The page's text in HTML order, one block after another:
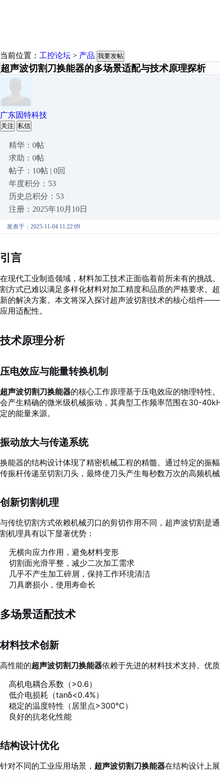
当前位置： 工控论坛 > 产品 我要发帖
超声波切割刀换能器的多场景适配与技术原理探析
广东固特科技
关注 私信
精华：0帖
求助：0帖
帖子：10帖 | 0回
年度积分：53
历史总积分：53
注册：2025年10月10日
发表于：2025-11-04 11:22:09
引言
在现代工业制造领域，材料加工技术正面临着前所未有的挑战
割方式已难以满足多样化材料对加工精度和品质的严格要求。
新的解决方案。本文将深入探讨超声波切割技术的核心组件——
应用适配性。
技术原理分析
压电效应与能量转换机制
超声波切割刀换能器的核心工作原理基于压电效应的物理特性
会产生精确的微米级机械振动，其典型工作频率范围在30-
定的能量来源。
振动放大与传递系统
换能器的结构设计体现了精密机械工程的精髓。通过特定的振
传振杆传递至切割刀头，最终使刀头产生每秒数万次的高频机
创新切割机理
与传统切割方式依赖机械刃口的剪切作用不同，超声波切割是
割机理具有以下显著优势：
无横向应力作用，避免材料变形
切割面光滑平整，减少二次加工需求
几乎不产生加工碎屑，保持工作环境清洁
刀具磨损小，使用寿命长
多场景适配技术
材料技术创新
高性能的超声波切割刀换能器依赖于先进的材料技术支持。优
高机电耦合系数（>0.6）
低介电损耗（tanδ<0.4%）
稳定的温度特性（居里点>300℃）
良好的抗老化性能
结构设计优化
针对不同的工业应用场景， 超声波切割刀换能器在结构设计上